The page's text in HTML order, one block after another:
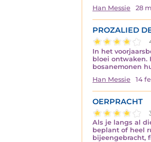
Han Messie
28
PROZALIED
In het
bloei ontwaken.
bosanemonen
Han Messie
14
OERPRACHT
Als je langs al
beplant of heel
bijeengebracht,